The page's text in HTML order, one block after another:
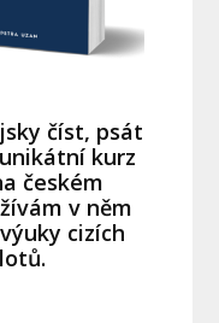
číst, psát
kurz
českém
v něm
cizích